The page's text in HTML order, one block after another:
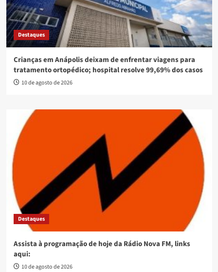
Destaques
Crianças em Anápolis deixam de enfrentar viagens para
tratamento ortopédico; hospital resolve 99,69% dos casos
10 de agosto de 2026
Destaques
Assista à programação de hoje da Rádio Nova FM, links
aqui:
10 de agosto de 2026